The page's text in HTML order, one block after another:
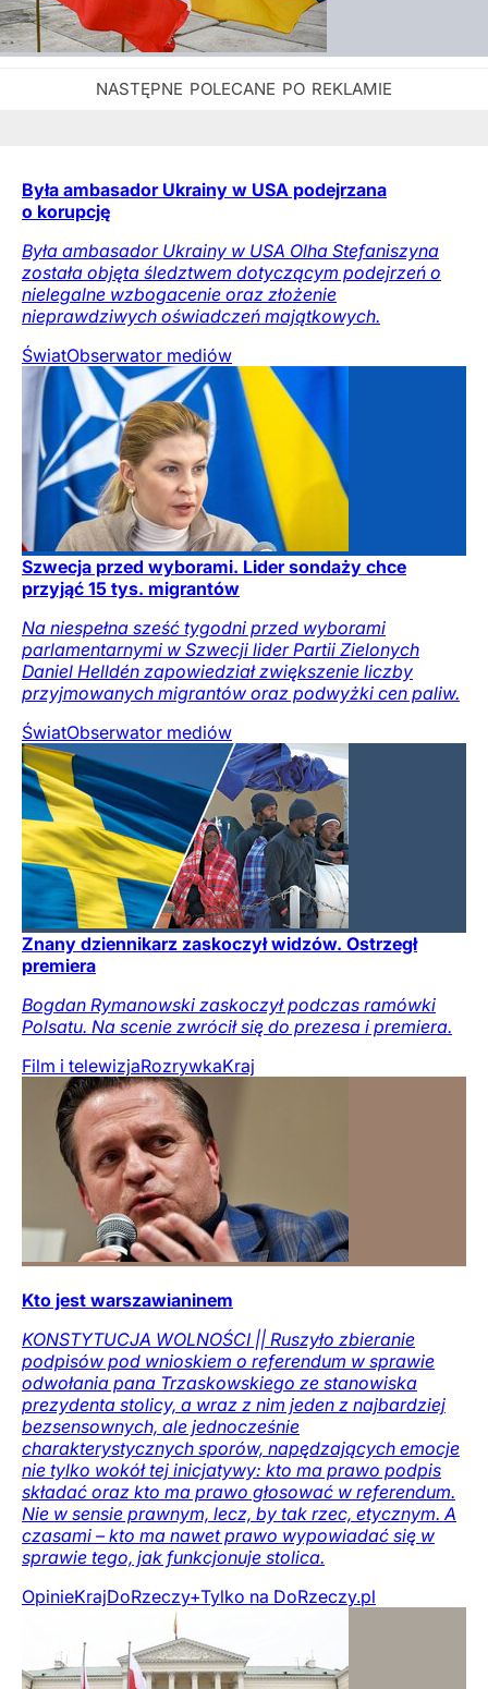
Była ambasador Ukrainy w USA podejrzana
o korupcję
Była ambasador Ukrainy w USA Olha Stefaniszyna
została objęta śledztwem dotyczącym podejrzeń o
nielegalne wzbogacenie oraz złożenie
nieprawdziwych oświadczeń majątkowych.
ŚwiatObserwator mediów
Szwecja przed wyborami. Lider sondaży chce
przyjąć 15 tys. migrantów
Na niespełna sześć tygodni przed wyborami
parlamentarnymi w Szwecji lider Partii Zielonych
Daniel Helldén zapowiedział zwiększenie liczby
przyjmowanych migrantów oraz podwyżki cen paliw.
ŚwiatObserwator mediów
Znany dziennikarz zaskoczył widzów. Ostrzegł
premiera
Bogdan Rymanowski zaskoczył podczas ramówki
Polsatu. Na scenie zwrócił się do prezesa i premiera.
Film i telewizjaRozrywkaKraj
Kto jest warszawianinem
KONSTYTUCJA WOLNOŚCI || Ruszyło zbieranie
podpisów pod wnioskiem o referendum w sprawie
odwołania pana Trzaskowskiego ze stanowiska
prezydenta stolicy, a wraz z nim jeden z najbardziej
bezsensownych, ale jednocześnie
charakterystycznych sporów, napędzających emocje
nie tylko wokół tej inicjatywy: kto ma prawo podpis
składać oraz kto ma prawo głosować w referendum.
Nie w sensie prawnym, lecz, by tak rzec, etycznym. A
czasami – kto ma nawet prawo wypowiadać się w
sprawie tego, jak funkcjonuje stolica.
OpinieKrajDoRzeczy+Tylko na DoRzeczy.pl